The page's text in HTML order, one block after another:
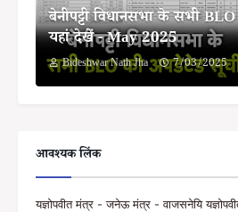
बेनीपट्टी विधानसभा के सभी
यहां देखें - May 2025
Bideshwar Nath Jha 7/03/2025
आवश्यक लिंक
यज्ञोपवीत मंत्र - जनेऊ मंत्र - वाजसनेयि